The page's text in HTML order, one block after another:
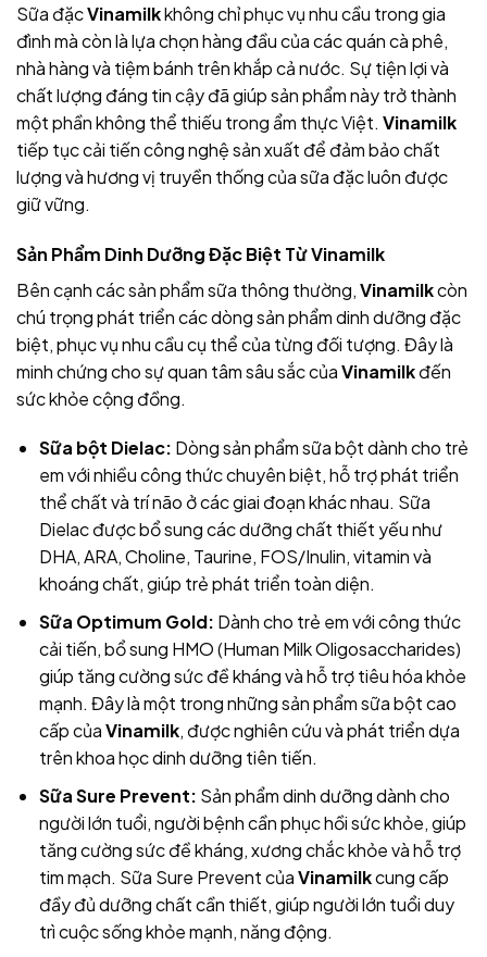
Sữa đặcVinamilkkhông chỉ phục vụ nhu cầu trong gia
đình mà còn là lựa chọn hàng đầu của các quán cà phê,
nhà hàng và tiệm bánh trên khắp cả nước. Sự tiện lợi và
chất lượng đáng tin cậy đã giúp sản phẩm này trở thành
một phần không thể thiếu trong ẩm thực Việt. Vinamilk
tiếp tục cải tiến công nghệ sản xuất để đảm bảo chất
lượng và hương vị truyền thống của sữa đặc luôn được
giữ vững.
Sản Phẩm Dinh Dưỡng Đặc Biệt Từ Vinamilk
Bên cạnh các sản phẩm sữa thông thường,Vinamilkcòn
chú trọng phát triển các dòng sản phẩm dinh dưỡng đặc
biệt, phục vụ nhu cầu cụ thể của từng đối tượng. Đây là
minh chứng cho sự quan tâm sâu sắc củaVinamilkđến
sức khỏe cộng đồng.
Sữa bột Dielac: Dòng sản phẩm sữa bột dành cho trẻ
em với nhiều công thức chuyên biệt, hỗ trợ phát triển
thể chất và trí não ở các giai đoạn khác nhau. Sữa
Dielac được bổ sung các dưỡng chất thiết yếu như
DHA, ARA, Choline, Taurine, FOS/Inulin, vitamin và
khoáng chất, giúp trẻ phát triển toàn diện.
Sữa Optimum Gold: Dành cho trẻ em với công thức
cải tiến, bổ sung HMO (Human Milk Oligosaccharides)
giúp tăng cường sức đề kháng và hỗ trợ tiêu hóa khỏe
mạnh. Đây là một trong những sản phẩm sữa bột cao
cấp củaVinamilk, được nghiên cứu và phát triển dựa
trên khoa học dinh dưỡng tiên tiến.
Sữa Sure Prevent: Sản phẩm dinh dưỡng dành cho
người lớn tuổi, người bệnh cần phục hồi sức khỏe, giúp
tăng cường sức đề kháng, xương chắc khỏe và hỗ trợ
tim mạch. Sữa Sure Prevent củaVinamilkcung cấp
đầy đủ dưỡng chất cần thiết, giúp người lớn tuổi duy
trì cuộc sống khỏe mạnh, năng động.